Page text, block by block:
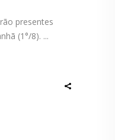
presentes
(1°/8).